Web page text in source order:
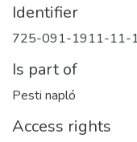
Identifier
725-091-1911-11-
Is part of
Pesti napló
Access rights